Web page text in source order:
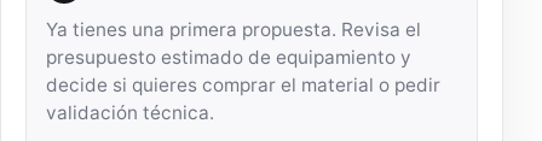
Ya tienes una primera propuesta. Revisa el
presupuesto estimado de equipamiento y
decide si quieres comprar el material o pedir
validación técnica.